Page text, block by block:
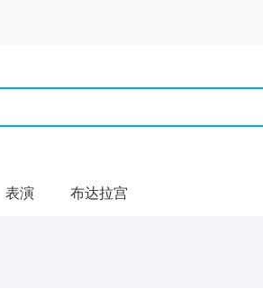
表演 布达拉宫